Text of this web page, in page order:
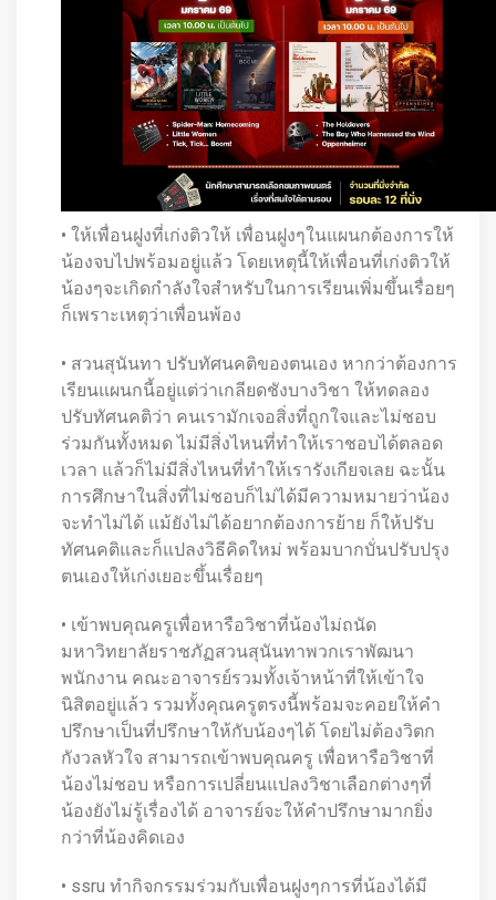
• ให้เพื่อนฝูงที่เก่งติวให้ เพื่อนฝูงๆในแผนกต้องการให้
น้องจบไปพร้อมอยู่แล้ว โดยเหตุนี้ให้เพื่อนที่เก่งติวให้
น้องๆจะเกิดกำลังใจสำหรับในการเรียนเพิ่มขึ้นเรื่อยๆ
ก็เพราะเหตุว่าเพื่อนพ้อง
• สวนสุนันทา ปรับทัศนคติของตนเอง หากว่าต้องการ
เรียนแผนกนี้อยู่แต่ว่าเกลียดชังบางวิชา ให้ทดลอง
ปรับทัศนคติว่า คนเรามักเจอสิ่งที่ถูกใจและไม่ชอบ
ร่วมกันทั้งหมด ไม่มีสิ่งไหนที่ทำให้เราชอบได้ตลอด
เวลา แล้วก็ไม่มีสิ่งไหนที่ทำให้เรารังเกียจเลย ฉะนั้น
การศึกษาในสิ่งที่ไม่ชอบก็ไม่ได้มีความหมายว่าน้อง
จะทำไม่ได้ แม้ยังไม่ได้อยากต้องการย้าย ก็ให้ปรับ
ทัศนคติและก็แปลงวิธีคิดใหม่ พร้อมบากบั่นปรับปรุง
ตนเองให้เก่งเยอะขึ้นเรื่อยๆ
• เข้าพบคุณครูเพื่อหารือวิชาที่น้องไม่ถนัด
มหาวิทยาลัยราชภัฏสวนสุนันทาพวกเราพัฒนา
พนักงาน คณะอาจารย์รวมทั้งเจ้าหน้าที่ให้เข้าใจ
นิสิตอยู่แล้ว รวมทั้งคุณครูตรงนี้พร้อมจะคอยให้คำ
ปรึกษาเป็นที่ปรึกษาให้กับน้องๆได้ โดยไม่ต้องวิตก
กังวลหัวใจ สามารถเข้าพบคุณครู เพื่อหารือวิชาที่
น้องไม่ชอบ หรือการเปลี่ยนแปลงวิชาเลือกต่างๆที่
น้องยังไม่รู้เรื่องได้ อาจารย์จะให้คำปรึกษามากยิ่ง
กว่าที่น้องคิดเอง
• ssru ทำกิจกรรมร่วมกับเพื่อนฝูงๆการที่น้องได้มี